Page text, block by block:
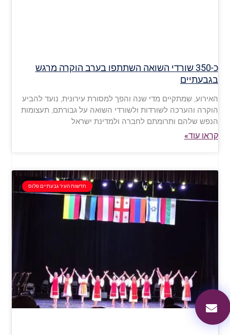
כ-350 שורדי השואה השתתפו בערב הוקרה מרגש
בגבעתיים
האירוע, שמתקיים מדי שנה והפך למסורת עירונית, נועד להביע
הוקרה והערכה לשורדות ולשורדי השואה על גבורתם, תעצומות
הנפש שלהם ותרומתם לחברה ולמדינת ישראל
קראו עוד»
חדשות העיר גבעתיים פלוס